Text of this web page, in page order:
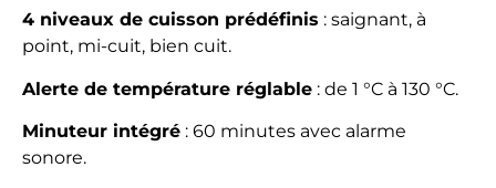
4 niveaux de cuisson prédéfinis : saignant, à
point, mi-cuit, bien cuit.
Alerte de température réglable : de 1 °C à 130 °C.
Minuteur intégré : 60 minutes avec alarme
sonore.